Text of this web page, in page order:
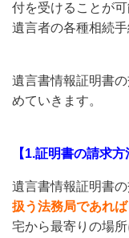
付を受けることが
遺言者の各種相続手
遺言書情報証明書
めていきます。
【1.証明書の請求
遺言書情報証明書の
扱う法務局であれ
宅から最寄りの場